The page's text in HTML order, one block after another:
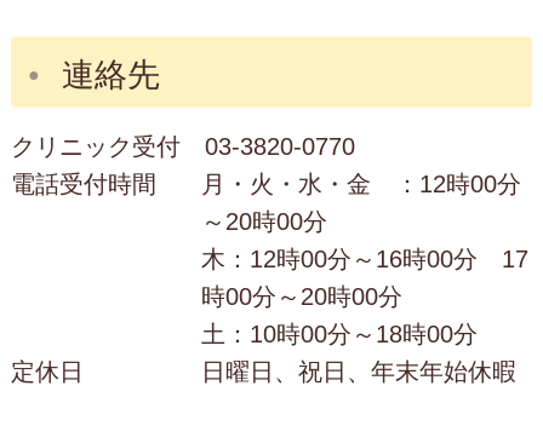
連絡先
クリニック受付
03-3820-0770
電話受付時間
月・火・水・金 ：12時00分
～20時00分
木：12時00分～16時00分 17
時00分～20時00分
土：10時00分～18時00分
定休日
日曜日、祝日、年末年始休暇